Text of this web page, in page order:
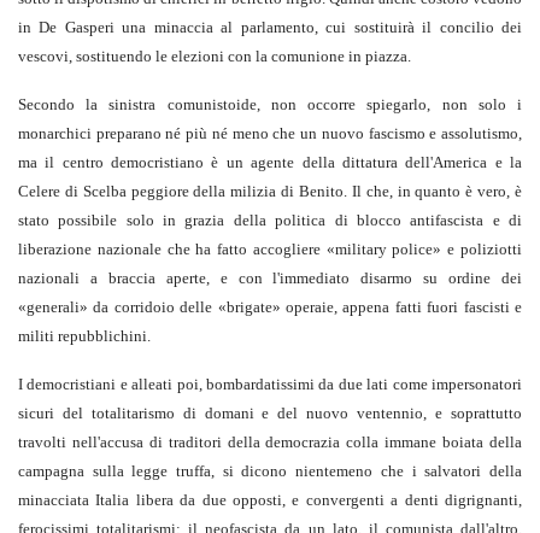
in De Gasperi una minaccia al parlamento, cui sostituirà il concilio dei
vescovi, sostituendo le elezioni con la comunione in piazza.
Secondo la sinistra comunistoide, non occorre spiegarlo, non solo i
monarchici preparano né più né meno che un nuovo fascismo e assolutismo,
ma il centro democristiano è un agente della dittatura dell'America e la
Celere di Scelba peggiore della milizia di Benito. Il che, in quanto è vero, è
stato possibile solo in grazia della politica di blocco antifascista e di
liberazione nazionale che ha fatto accogliere «military police» e poliziotti
nazionali a braccia aperte, e con l'immediato disarmo su ordine dei
«generali» da corridoio delle «brigate» operaie, appena fatti fuori fascisti e
militi repubblichini.
I democristiani e alleati poi, bombardatissimi da due lati come impersonatori
sicuri del totalitarismo di domani e del nuovo ventennio, e soprattutto
travolti nell'accusa di traditori della democrazia colla immane boiata della
campagna sulla legge truffa, si dicono nientemeno che i salvatori della
minacciata Italia libera da due opposti, e convergenti a denti digrignanti,
ferocissimi totalitarismi: il neofascista da un lato, il comunista dall'altro,